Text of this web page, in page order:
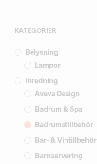
KATEGORIER
Belysning
Lampor
Inredning
Aveva Design
Badrum & Spa
Badrumstillbehör
Bar- & Vintillbehör
Barnservering